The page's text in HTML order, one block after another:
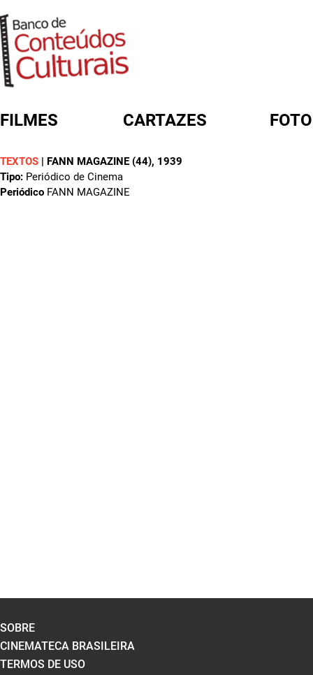
FILMES CARTAZES
TEXTOS | FANN MAGAZINE (44), 1939
Tipo: Periódico de Cinema
Periódico FANN MAGAZINE
FORMULÁRIO DE BUSCA
SOBRE
CINEMATECA BRASILEIRA
TERMOS DE USO